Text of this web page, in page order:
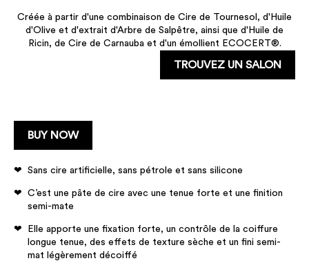
Créée à partir d'une combinaison de Cire de Tournesol, d'Huile
d'Olive et d'extrait d'Arbre de Salpêtre, ainsi que d'Huile de
Ricin, de Cire de Carnauba et d'un émollient ECOCERT®.
TROUVEZ UN SALON
BUY NOW
Sans cire artificielle, sans pétrole et sans silicone
C’est une pâte de cire avec une tenue forte et une finition
semi-mate
Elle apporte une fixation forte, un contrôle de la coiffure
longue tenue, des effets de texture sèche et un fini semi-
mat légèrement décoiffé